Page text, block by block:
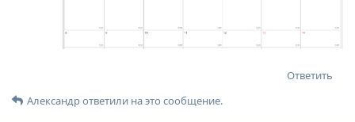
Ответить
Александрответили на это сообщение.